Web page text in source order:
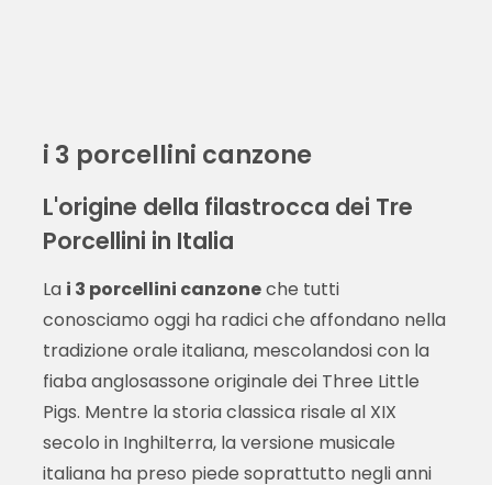
i 3 porcellini canzone
L'origine della filastrocca dei Tre
Porcellini in Italia
La i 3 porcellini canzoneche tutti
conosciamo oggi ha radici che affondano nella
tradizione orale italiana, mescolandosi con la
fiaba anglosassone originale dei Three Little
Pigs. Mentre la storia classica risale al XIX
secolo in Inghilterra, la versione musicale
italiana ha preso piede soprattutto negli anni